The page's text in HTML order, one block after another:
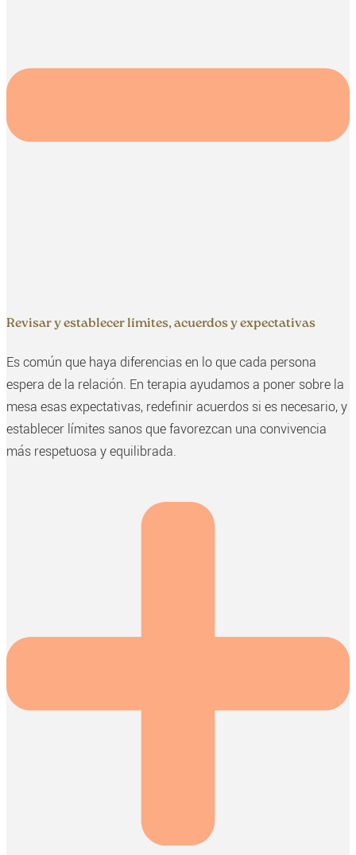
Revisar y establecer límites, acuerdos y expectativas
Es común que haya diferencias en lo que cada persona
espera de la relación. En terapia ayudamos a poner sobre la
mesa esas expectativas, redefinir acuerdos si es necesario, y
establecer límites sanos que favorezcan una convivencia
más respetuosa y equilibrada.